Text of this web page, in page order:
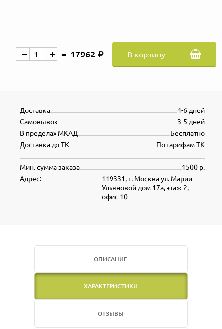
17962 В корзину
4-6 дней
Доставка
3-5 дней
Самовывоз
Бесплатно
В пределах МКАД
По тарифам ТК
Доставка до ТК
1500 р.
Мин. сумма заказа
119331, г. Москва ул. Марии
Ульяновой дом 17а, этаж 2,
офис 10
Адрес:
ОПИСАНИЕ
ХАРАКТЕРИСТИКИ
ОТЗЫВЫ